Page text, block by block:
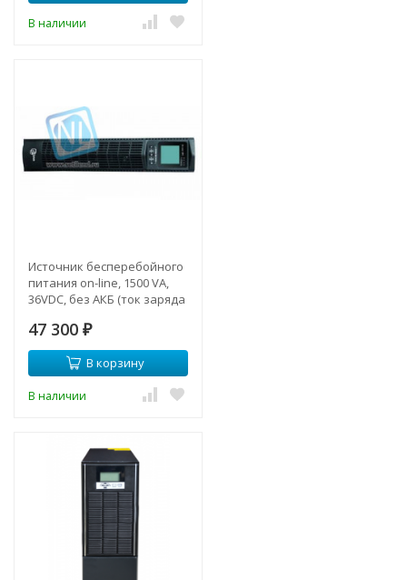
В наличии
Источник бесперебойного
питания on-line, 1500 VA,
36VDC, без АКБ (ток заряда
47 300 ₽
В корзину
В наличии